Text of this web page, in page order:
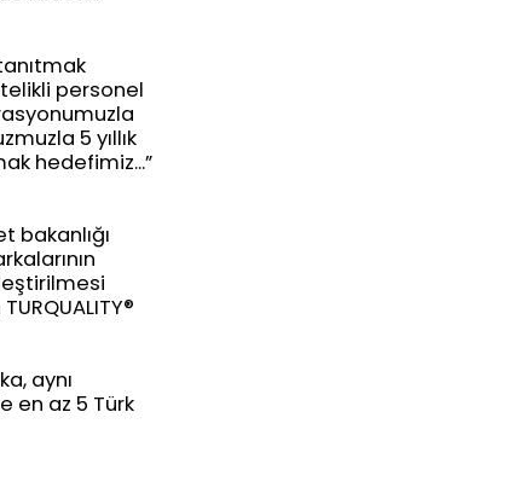
personel
5 yıllık
hedefimiz...”
bakanlığı
aynı
en az 5 Türk